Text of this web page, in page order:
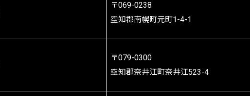
〒069-0238
空知郡南幌町元町1-4-1
〒079-0300
空知郡奈井江町奈井江523-4